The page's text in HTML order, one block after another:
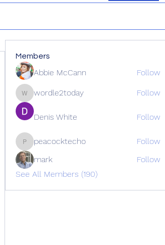
Members
Abbie McCann Follow
wordle2today
wordle2today Follow
Denis White Follow
peacocktecho
peacocktecho
Follow
mark
Follow
See All Members (190)